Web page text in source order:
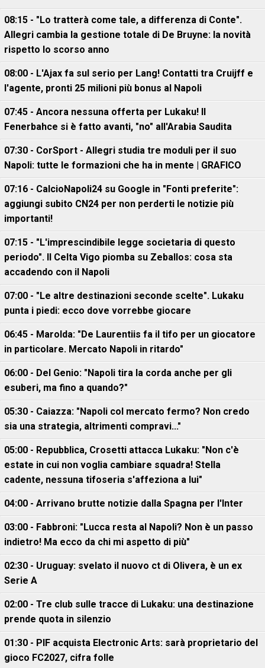
08:15 - "Lo tratterà come tale, a differenza di Conte".
Allegri cambia la gestione totale di De Bruyne: la novità
rispetto lo scorso anno
08:00 - L'Ajax fa sul serio per Lang! Contatti tra Cruijff e
l'agente, pronti 25 milioni più bonus al Napoli
07:45 - Ancora nessuna offerta per Lukaku! Il
Fenerbahce si è fatto avanti, "no" all'Arabia Saudita
07:30 - CorSport - Allegri studia tre moduli per il suo
Napoli: tutte le formazioni che ha in mente | GRAFICO
07:16 - CalcioNapoli24 su Google in "Fonti preferite":
aggiungi subito CN24 per non perderti le notizie più
importanti!
07:15 - "L'imprescindibile legge societaria di questo
periodo". Il Celta Vigo piomba su Zeballos: cosa sta
accadendo con il Napoli
07:00 - "Le altre destinazioni seconde scelte". Lukaku
punta i piedi: ecco dove vorrebbe giocare
06:45 - Marolda: "De Laurentiis fa il tifo per un giocatore
in particolare. Mercato Napoli in ritardo"
06:00 - Del Genio: "Napoli tira la corda anche per gli
esuberi, ma fino a quando?"
05:30 - Caiazza: "Napoli col mercato fermo? Non credo
sia una strategia, altrimenti compravi..."
05:00 - Repubblica, Crosetti attacca Lukaku: "Non c'è
estate in cui non voglia cambiare squadra! Stella
cadente, nessuna tifoseria s'affeziona a lui"
04:00 - Arrivano brutte notizie dalla Spagna per l'Inter
03:00 - Fabbroni: "Lucca resta al Napoli? Non è un passo
indietro! Ma ecco da chi mi aspetto di più"
02:30 - Uruguay: svelato il nuovo ct di Olivera, è un ex
Serie A
02:00 - Tre club sulle tracce di Lukaku: una destinazione
prende quota in silenzio
01:30 - PIF acquista Electronic Arts: sarà proprietario del
gioco FC2027, cifra folle